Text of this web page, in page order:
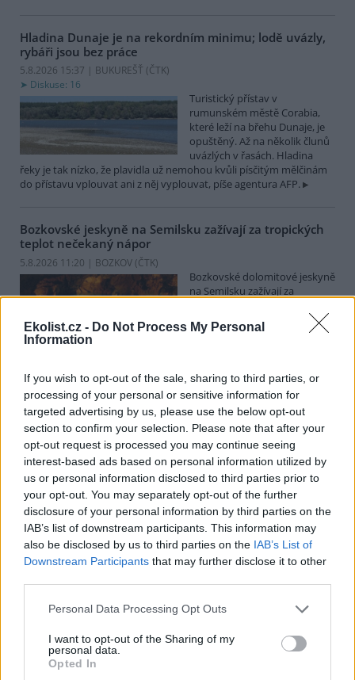
Ekolist.cz - Do Not Process My Personal
Information
If you wish to opt-out of the sale, sharing to third parties, or
processing of your personal or sensitive information for
targeted advertising by us, please use the below opt-out
section to confirm your selection. Please note that after your
opt-out request is processed you may continue seeing
interest-based ads based on personal information utilized by
us or personal information disclosed to third parties prior to
your opt-out. You may separately opt-out of the further
disclosure of your personal information by third parties on the
IAB’s list of downstream participants. This information may
also be disclosed by us to third parties on the IAB’s List of
Downstream Participants that may further disclose it to other
Personal Data Processing Opt Outs
I want to opt-out of the Sharing of my
personal data.
Opted In
Hladina Dunaje je na rekordním minimu; lodě uvázly,
rybáři jsou bez práce
5.8.2026 15:37 | BUKUREŠŤ (ČTK)
Diskuse: 16
Turistický přístav v
rumunském městě Corabia,
které leží na břehu Dunaje, je
opuštěný. Až na několik člunů
uvázlých v řasách. Hladina
řeky je tak nízko, že plavidla už nemohou kvůli písčitým mělčinám
do přístavu vplouvat ani z něj vyplouvat, píše agentura AFP.
Bozkovské jeskyně na Semilsku zažívají za tropických
teplot nečekaný nápor
5.8.2026 11:20 | BOZKOV (ČTK)
Bozkovské dolomitové jeskyně
na Semilsku zažívají za
nečekaný nápor. Jde sice o
jedno z nejchladnějších míst v
Libereckém kraji, které má stálou teplotu mezi 7,5 až devíti stupni
Dušana Milky k nim lidé přicházeli spíše v době, když bylo nevlídno.
V pěti zemích Amazonie zatkli stovky lidí kvůli
environmentální kriminalitě
5.8.2026 10:34 | BOGOTÁ (ČTK)
Policisté v pěti zemích ležících
v Amazonii pozatýkali stovky
lidí a zabavili dřevo, minerály i
zvířata v hodnotě přes 280
milionů dolarů (kolem 5,9
miliard korun) při jednom z největších koordinovaných zásahů
proti environmentální kriminalitě v největším deštném pralese
světa. Napsala to agentura AP, podle níž se do operace nazvané
Potok Bylanka v Pardubicích vyschl. Městský obvod
chce, aby Povodí Labe vyčistilo koryto